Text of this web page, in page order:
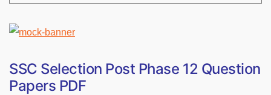
SSC Selection Post Phase 12 Question
Papers PDF